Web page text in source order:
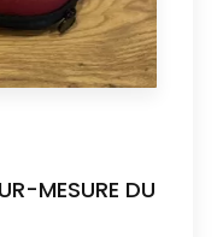
MESURE DU